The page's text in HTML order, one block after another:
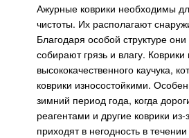
Ажурные коврики необходимы
чистоты. Их располагают
Благодаря особой структуре
собирают грязь и влагу.
высококачественного каучука,
коврики износостойкими.
зимний период года, когда
реагентами и другие коврики
приходят в негодность в